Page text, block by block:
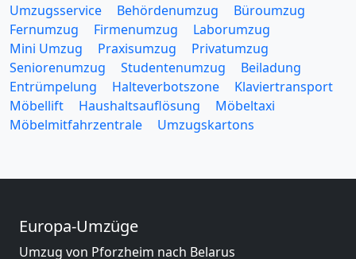
Umzugsservice Behördenumzug
Büroumzug
Fernumzug
Firmenumzug
Laborumzug
Mini Umzug
Praxisumzug
Privatumzug
Seniorenumzug
Studentenumzug
Beiladung
Entrümpelung
Halteverbotszone
Klaviertransport
Möbellift
Haushaltsauflösung
Möbeltaxi
Möbelmitfahrzentrale
Umzugskartons
Europa-Umzüge
Umzug von Pforzheim nach Belarus